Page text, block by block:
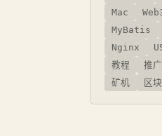
Mac
MyBatis
Nginx
教程
推广
矿机
区